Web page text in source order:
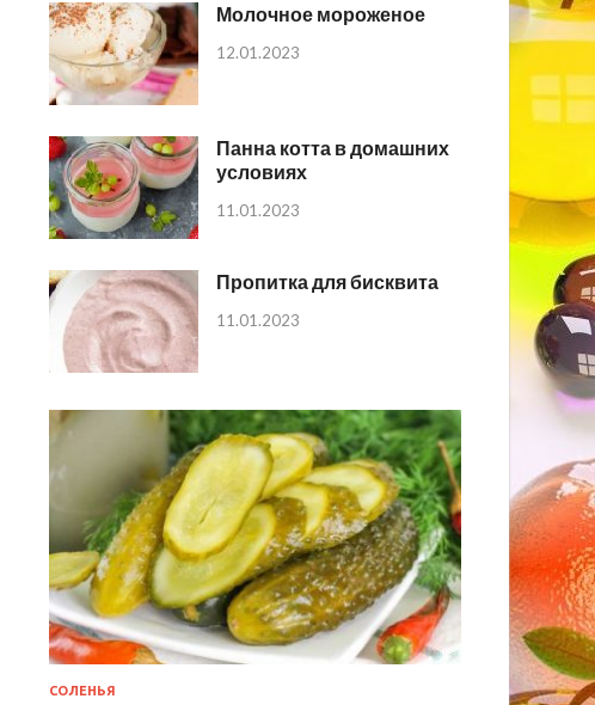
Молочное мороженое
12.01.2023
Панна котта в домашних
условиях
11.01.2023
Пропитка для бисквита
11.01.2023
СОЛЕНЬЯ